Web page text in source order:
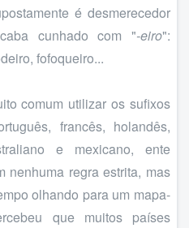
é desmerecedor
cunhado com "-eiro":
fofoqueiro...
comum utilizar os sufixos
francês, holandês,
e mexicano, ente
nenhuma regra estrita, mas
olhando para um mapa-
que muitos países